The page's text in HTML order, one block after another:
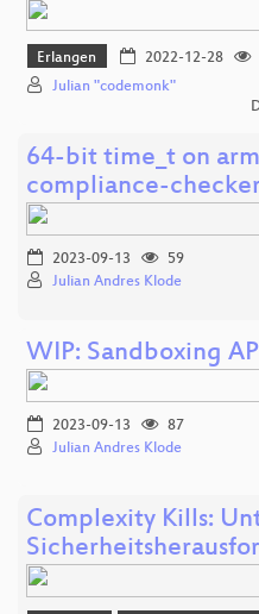
Erlangen 2022-12-28
Julian "codemonk"
64-bit time_t on
compliance-
2023-09-13
59
Julian Andres Klode
WIP: Sandboxing
2023-09-13
87
Julian Andres Klode
Complexity Kills: